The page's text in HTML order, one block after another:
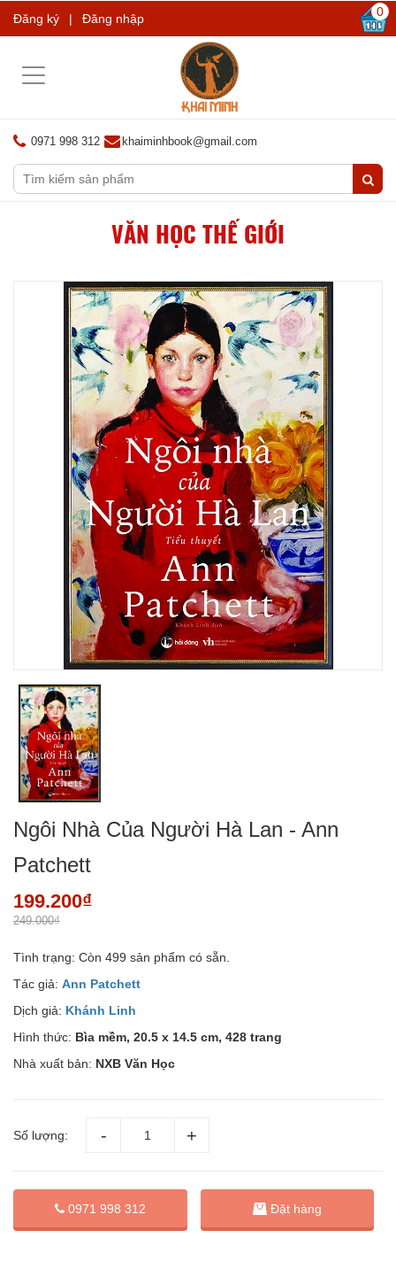
Đăng ký | Đăng nhập 0
Toggle
0971 998 312 khaiminhbook@gmail.com
VĂN HỌC THẾ GIỚI
Ngôi Nhà Của Người Hà Lan - Ann
Patchett
199.200₫
249.000₫
Tình trạng: Còn 499 sản phẩm có sẵn.
Tác giả: Ann Patchett
Dịch giả: Khánh Linh
Hình thức: Bìa mềm, 20.5 x 14.5 cm, 428 trang
Nhà xuất bản: NXB Văn Học
Số lượng:
0971 998 312 Đặt hàng